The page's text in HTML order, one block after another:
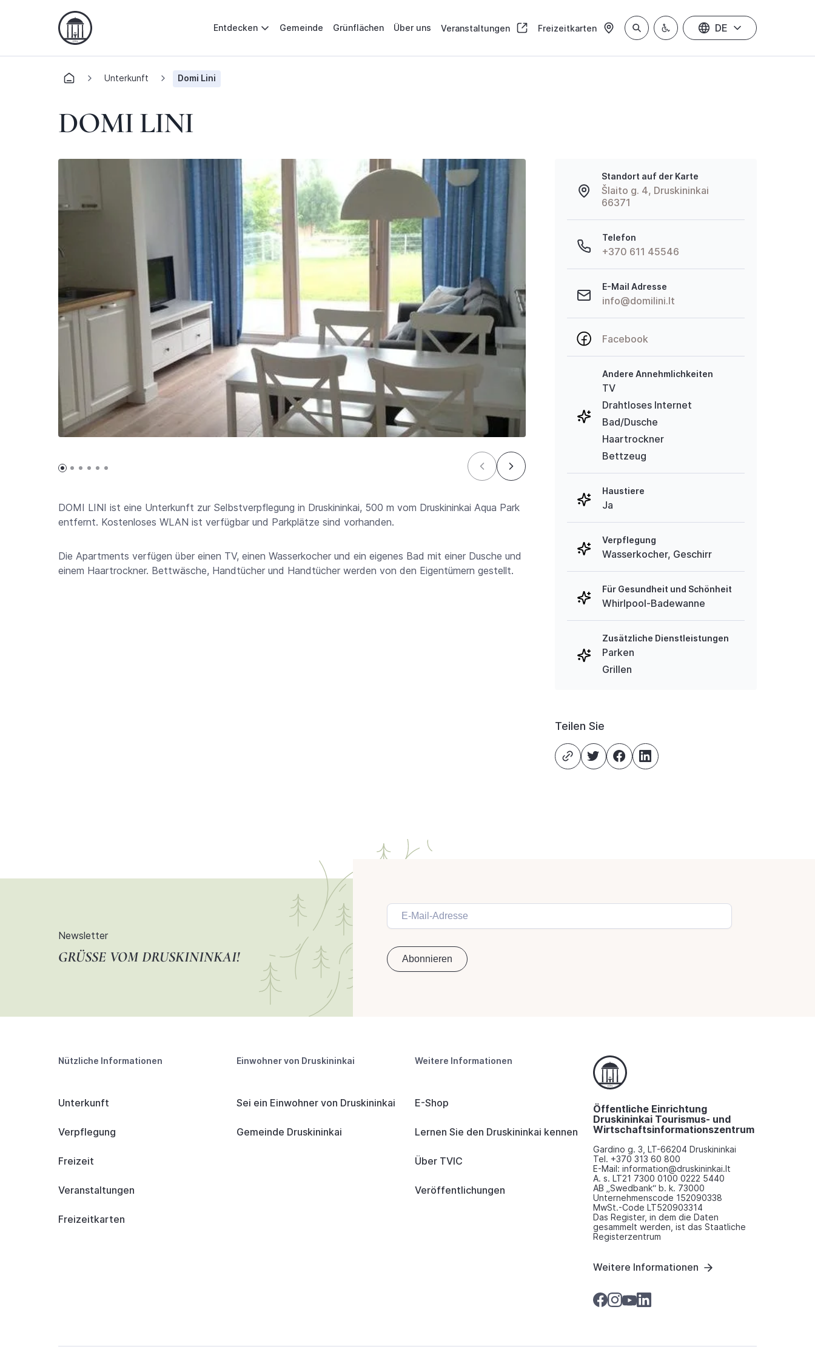
Entdecken Gemeinde Grünflächen Über uns Veranstaltungen Freizeitkarten DE
Unterkunft Domi Lini
DOMI LINI
DOMI LINI ist eine Unterkunft zur Selbstverpflegung in Druskininkai, 500 m vom Druskininkai Aqua Park
entfernt. Kostenloses WLAN ist verfügbar und Parkplätze sind vorhanden.
Die Apartments verfügen über einen TV, einen Wasserkocher und ein eigenes Bad mit einer Dusche und
einem Haartrockner. Bettwäsche, Handtücher und Handtücher werden von den Eigentümern gestellt.
Standort auf der Karte
Šlaito g. 4, Druskininkai
66371
Telefon
+370 611 45546
E-Mail Adresse
info@domilini.lt
Facebook
Andere Annehmlichkeiten
TV
Drahtloses Internet
Bad/Dusche
Haartrockner
Bettzeug
Haustiere
Ja
Verpflegung
Wasserkocher, Geschirr
Für Gesundheit und Schönheit
Whirlpool-Badewanne
Zusätzliche Dienstleistungen
Parken
Grillen
Teilen Sie
Newsletter
GRÜSSE VOM DRUSKININKAI!
Nützliche Informationen
Unterkunft
Verpflegung
Freizeit
Veranstaltungen
Freizeitkarten
Einwohner von Druskininkai
Sei ein Einwohner von Druskininkai
Gemeinde Druskininkai
Weitere Informationen
E-Shop
Lernen Sie den Druskininkai kennen
Über TVIC
Veröffentlichungen
Öffentliche Einrichtung
Druskininkai Tourismus- und
Wirtschaftsinformationszentrum
Gardino g. 3, LT-66204 Druskininkai
Tel. +370 313 60 800
E-Mail: information@druskininkai.lt
A. s. LT21 7300 0100 0222 5440
AB „Swedbank“ b. k. 73000
Unternehmenscode 152090338
MwSt.-Code LT520903314
Das Register, in dem die Daten
gesammelt werden, ist das Staatliche
Registerzentrum
Weitere Informationen